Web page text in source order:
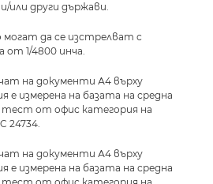
други държави.
да се изстрелват с
от 1/4800 инча.
на документи А4 върху
е измерена на базата на средна
тест от офис категория на
24734.
на документи А4 върху
е измерена на базата на средна